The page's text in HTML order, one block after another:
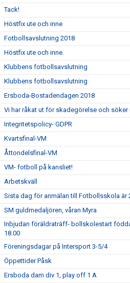
Tack!
Höstfix ute och inne
Fotbollsavslutning 2018
Höstfix ute och inne.
Klubbens fotbollsavslutning
Klubbens fotbollsavslutning
Ersboda-Bostadendagen 2018
Vi har råkat ut för skadegörelse och söker
Integritetspolicy- GDPR
Kvartsfinal-VM
Åttondelsfinal-VM
VM- fotboll på kansliet!
Arbetskväll
Sista dag för anmälan till Fotbollsskola är
SM guldmedaljören, våran Myra
Inbjudan föräldraträff- bollskolestart
18.00
Föreningsdagar på Intersport 3-5/4
Öppettider Påsk
Ersboda dam div 1, play off 1 A